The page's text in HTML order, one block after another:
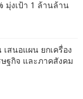
มุ่งเป้า 1 ล้านล้าน
สนอแผน ยกเครื่อง
ฐกิจ และภาคสังคม